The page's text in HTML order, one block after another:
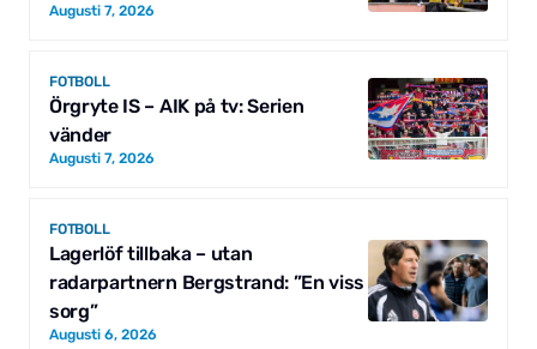
Augusti 7, 2026
FOTBOLL
Örgryte IS – AIK på tv: Serien
vänder
Augusti 7, 2026
FOTBOLL
Lagerlöf tillbaka – utan
radarpartnern Bergstrand: ”En viss
sorg”
Augusti 6, 2026